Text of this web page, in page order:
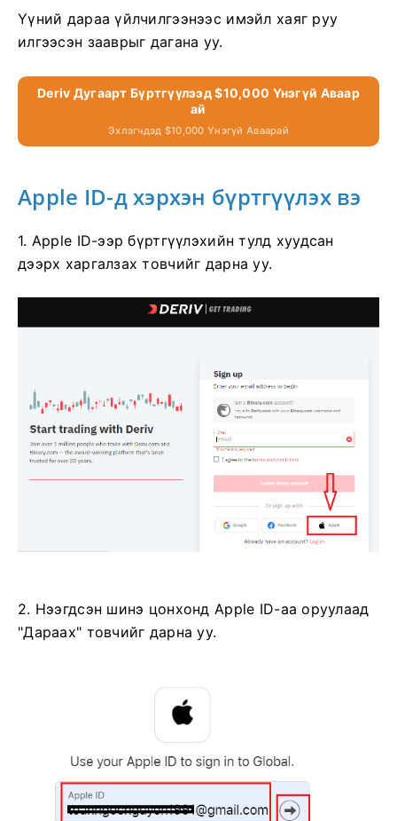
Үүний дараа үйлчилгээнээс имэйл хаяг руу
илгээсэн зааврыг дагана уу.
Deriv Дугаарт Бүртгүүлээд $10,000 Үнэгүй Аваар
Ай
Эхлэгчдэд $10,000 Үнэгүй Аваарай
Apple ID-д хэрхэн бүртгүүлэх вэ
1. Apple ID-ээр бүртгүүлэхийн тулд хуудсан
дээрх харгалзах товчийг дарна уу.
2. Нээгдсэн шинэ цонхонд Apple ID-аа оруулаад
"Дараах" товчийг дарна уу.